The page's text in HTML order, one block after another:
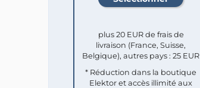
plus 20 EUR de frais de
livraison (France, Suisse,
Belgique), autres pays : 25 EUR
* Réduction dans la boutique
Elektor et accès illimité aux